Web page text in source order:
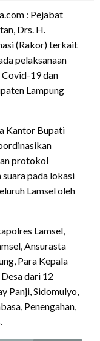
: Pejabat
Drs. H.
(Rakor) terkait
pelaksanaan
Covid-19 dan
Lampung
Kantor Bupati
protokol
pada lokasi
Lamsel oleh
Lamsel,
Ansurasta
Para Kepala
dari 12
Panji, Sidomulyo,
Penengahan,